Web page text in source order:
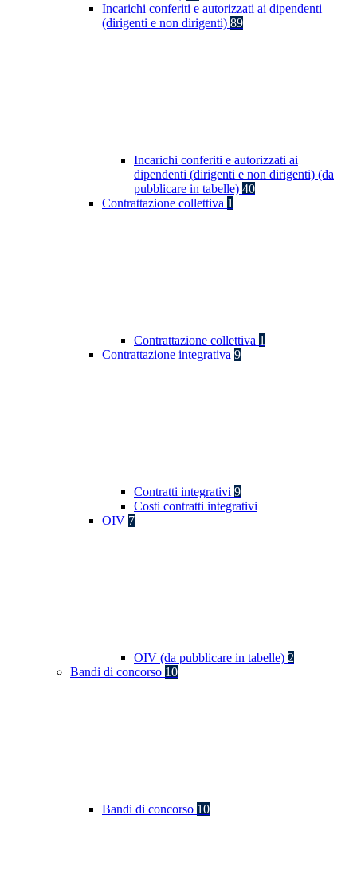
Incarichi conferiti e autorizzati ai dipendenti
(dirigenti e non dirigenti) 89
Incarichi conferiti e autorizzati ai
dipendenti (dirigenti e non dirigenti) (da
pubblicare in tabelle) 40
Contrattazione collettiva 1
Contrattazione collettiva 1
Contrattazione integrativa 9
Contratti integrativi 9
Costi contratti integrativi
OIV 7
OIV (da pubblicare in tabelle) 2
Bandi di concorso 10
Bandi di concorso 10